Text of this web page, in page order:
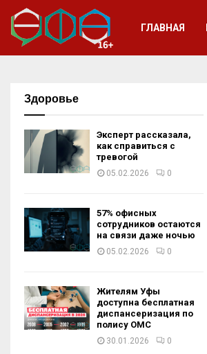
ГЛАВНАЯ
Здоровье
Эксперт рассказала,
как справиться с
тревогой
05.02.2026 0
57% офисных
сотрудников остаются
на связи даже ночью
05.02.2026 0
Жителям Уфы
доступна бесплатная
диспансеризация по
полису ОМС
30.01.2026 0